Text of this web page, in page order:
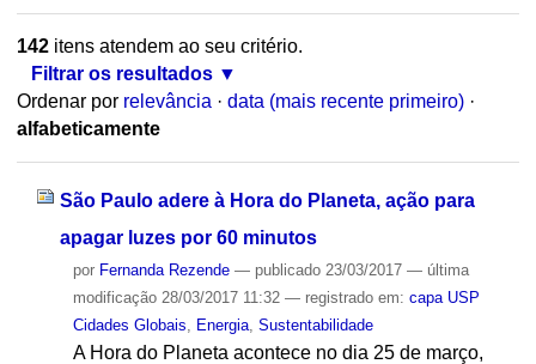
142itens atendem ao seu critério.
Filtrar os resultados
Ordenar por relevância · data (mais recente primeiro) ·
alfabeticamente
São Paulo adere à Hora do Planeta, ação para
apagar luzes por 60 minutos
por Fernanda Rezende — publicado23/03/2017 — última
modificação28/03/2017 11:32 — registrado em: capa USP
Cidades Globais
Energia, Sustentabilidade
A Hora do Planeta acontece no dia 25 de março,